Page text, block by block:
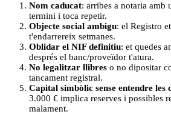
Nom caducat: arribes a notaria amb
termini i toca repetir.
Objecte social ambigu: el Registro
t'endarrereix setmanes.
Oblidar el NIF definitiu: et quedes
després el banc/proveïdor t'atura.
No legalitzar llibres o no dipositar
tancament registral.
Capital simbòlic sense entendre les
3.000 € implica reserves i possibles
malament.